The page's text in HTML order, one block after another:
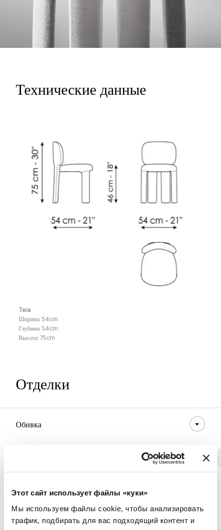
Этот сайт использует файлы «куки»
Мы используем файлы cookie, чтобы анализировать
трафик, подбирать для вас подходящий контент и
Технические данные
Teia
Ширина: 54cm
Глубина: 54cm
Высота: 75cm
Отделки
Обивка
Ткань - 900 Ткань - Class
8D69 - Pastello 8D68 - Pastello 8D67 - Pastello